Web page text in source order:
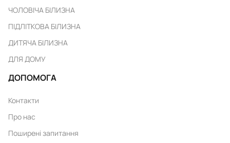
ЧОЛОВІЧА БІЛИЗНА
ПІДЛІТКОВА БІЛИЗНА
ДИТЯЧА БІЛИЗНА
ДЛЯ ДОМУ
ДОПОМОГА
Контакти
Про нас
Поширені запитання